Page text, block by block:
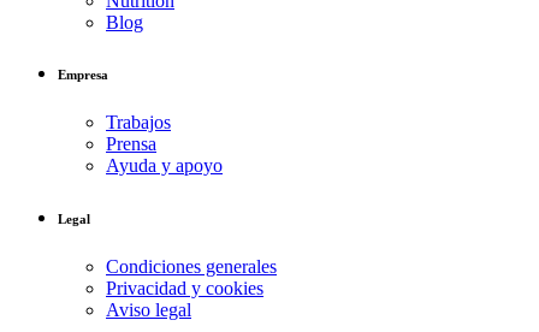
Blog
Empresa
Trabajos
Prensa
Ayuda y apoyo
Legal
Condiciones generales
Privacidad y cookies
Aviso legal